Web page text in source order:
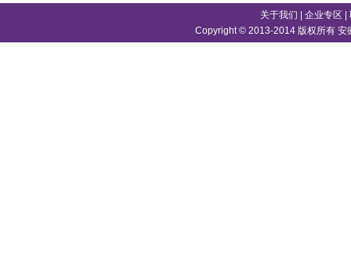
关于我们 企业专区
Copyright © 2013-2014 版权所有 安